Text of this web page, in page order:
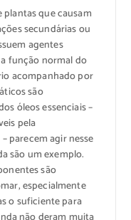
plantas que causam
secundárias ou
agentes
função normal do
acompanhado por
são
óleos essenciais –
pela
parecem agir nesse
são um exemplo.
são
especialmente
o suficiente para